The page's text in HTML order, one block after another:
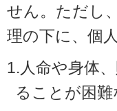
せん。ただし
理の下に、個
1.人命や身体
ることが困難